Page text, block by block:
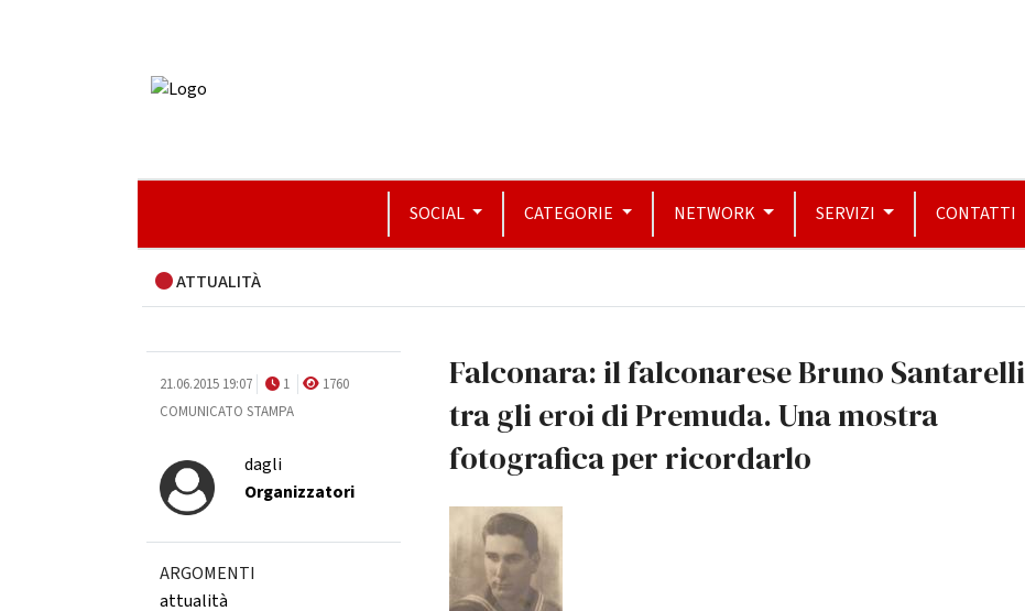
SOCIAL CATEGORIE NETWORK SERVIZI CONTATTI
ATTUALITÀ
21.06.2015 19:07 1
1760
COMUNICATO STAMPA
dagli
Organizzatori
ARGOMENTI
attualità
Falconara: il falconarese Bruno Santarelli
tra gli eroi di Premuda. Una mostra
fotografica per ricordarlo